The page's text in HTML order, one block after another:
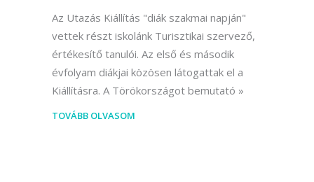
Az Utazás Kiállítás "diák szakmai napján"
vettek részt iskolánk Turisztikai szervező,
értékesítő tanulói. Az első és második
évfolyam diákjai közösen látogattak el a
Kiállításra. A Törökországot bemutató
TOVÁBB OLVASOM